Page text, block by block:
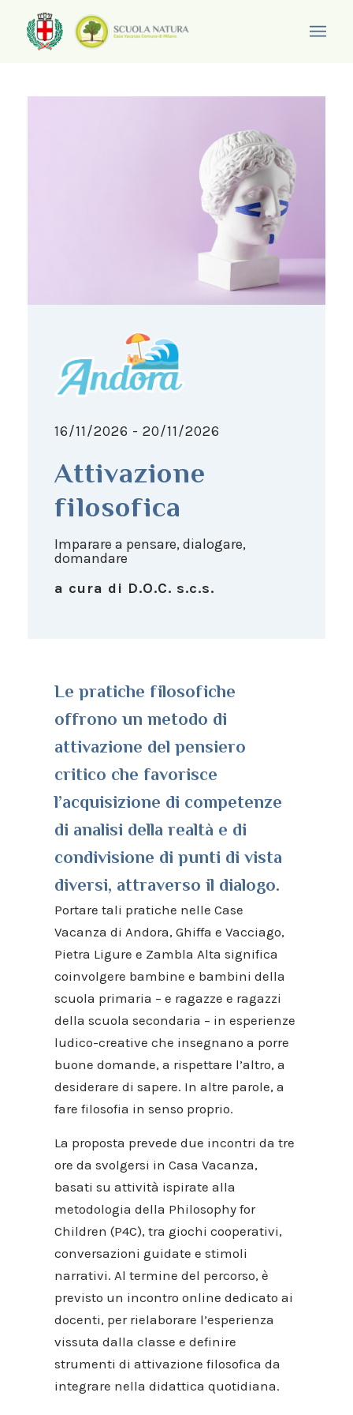
16/11/2026 - 20/11/2026
Attivazione
filosofica
Imparare a pensare, dialogare,
domandare
a cura di D.O.C. s.c.s.
Le pratiche filosofiche
offrono un metodo di
attivazione del pensiero
critico che favorisce
l’acquisizione di competenze
di analisi della realtà e di
condivisione di punti di vista
diversi, attraverso il dialogo.
Portare tali pratiche nelle Case
Vacanza di Andora, Ghiffa e Vacciago,
Pietra Ligure e Zambla Alta significa
coinvolgere bambine e bambini della
scuola primaria – e ragazze e ragazzi
della scuola secondaria – in esperienze
ludico-creative che insegnano a porre
buone domande, a rispettare l’altro, a
desiderare di sapere. In altre parole, a
fare filosofia in senso proprio.
La proposta prevede due incontri da tre
ore da svolgersi in Casa Vacanza,
basati su attività ispirate alla
metodologia della Philosophy for
Children (P4C), tra giochi cooperativi,
conversazioni guidate e stimoli
narrativi. Al termine del percorso, è
previsto un incontro online dedicato ai
docenti, per rielaborare l’esperienza
vissuta dalla classe e definire
strumenti di attivazione filosofica da
integrare nella didattica quotidiana.